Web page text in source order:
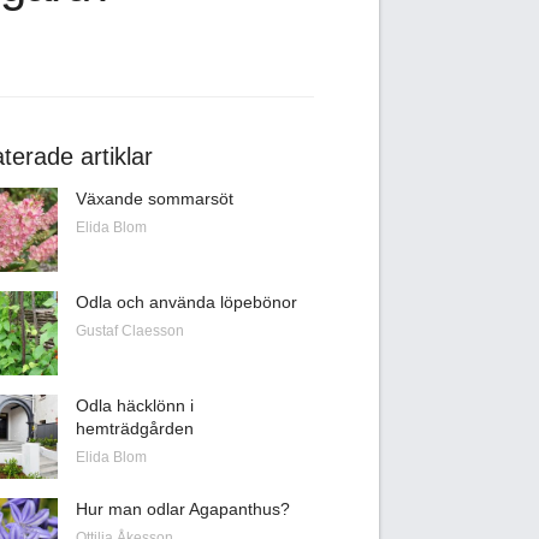
artiklar
Växande sommarsöt
Elida Blom
Odla och använda löpebönor
Gustaf Claesson
Odla häcklönn i
hemträdgården
Elida Blom
Hur man odlar Agapanthus?